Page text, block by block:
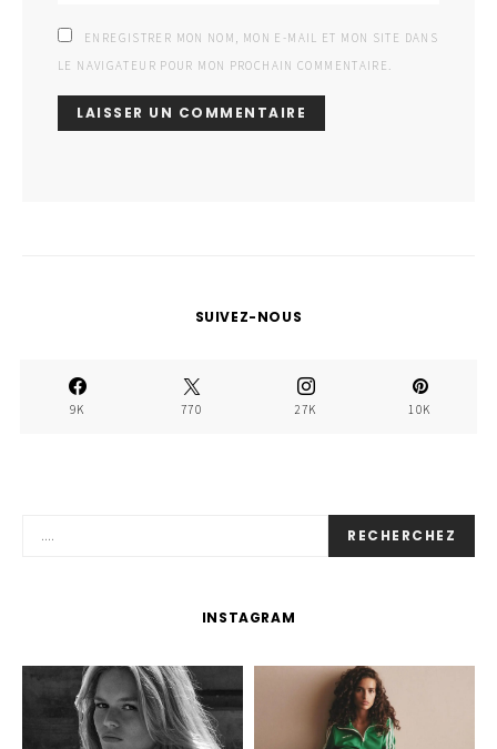
ENREGISTRER MON NOM, MON E-MAIL ET MON SITE DANS
LE NAVIGATEUR POUR MON PROCHAIN COMMENTAIRE.
SUIVEZ-NOUS
9K 770 27K 10K
RECHERCHEZ
INSTAGRAM